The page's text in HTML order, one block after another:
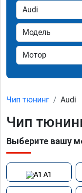
Чип тюнинг Audi
Чип
Выберите вашу
A1